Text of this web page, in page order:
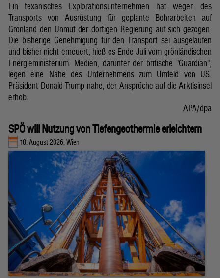
Ein texanisches Explorationsunternehmen hat wegen des
Transports von Ausrüstung für geplante Bohrarbeiten auf
Grönland den Unmut der dortigen Regierung auf sich gezogen.
Die bisherige Genehmigung für den Transport sei ausgelaufen
und bisher nicht erneuert, hieß es Ende Juli vom grönländischen
Energieministerium. Medien, darunter der britische "Guardian",
legen eine Nähe des Unternehmens zum Umfeld von US-
Präsident Donald Trump nahe, der Ansprüche auf die Arktisinsel
erhob.
APA/dpa
SPÖ will Nutzung von Tiefengeothermie erleichtern
10. August 2026, Wien